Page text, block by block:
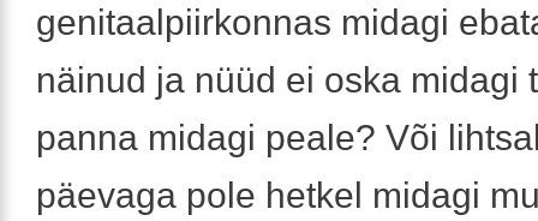
genitaalpiirkonnas midagi
näinud ja nüüd ei oska midagi
panna midagi peale? Või
päevaga pole hetkel midagi